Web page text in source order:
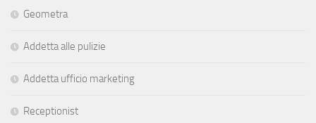
Geometra
Addetta alle pulizie
Addetta ufficio marketing
Receptionist